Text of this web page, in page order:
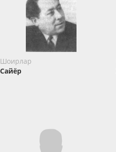
Шоирлар
Сайёр